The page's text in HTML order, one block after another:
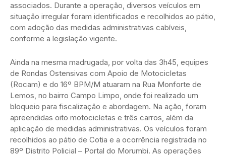
associados. Durante a operação, diversos veículos em
situação irregular foram identificados e recolhidos ao pátio,
com adoção das medidas administrativas cabíveis,
conforme a legislação vigente.
Ainda na mesma madrugada, por volta das 3h45, equipes
de Rondas Ostensivas com Apoio de Motocicletas
(Rocam) e do 16º BPM/M atuaram na Rua Monforte de
Lemos, no bairro Campo Limpo, onde foi realizado um
bloqueio para fiscalização e abordagem. Na ação, foram
apreendidas oito motocicletas e três carros, além da
aplicação de medidas administrativas. Os veículos foram
recolhidos ao pátio de Cotia e a ocorrência registrada no
89º Distrito Policial – Portal do Morumbi. As operações